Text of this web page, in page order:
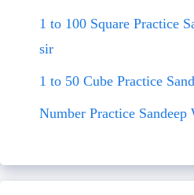
1 to 100 Square Practice
sir
1 to 50 Cube Practice
Number Practice Sandeep